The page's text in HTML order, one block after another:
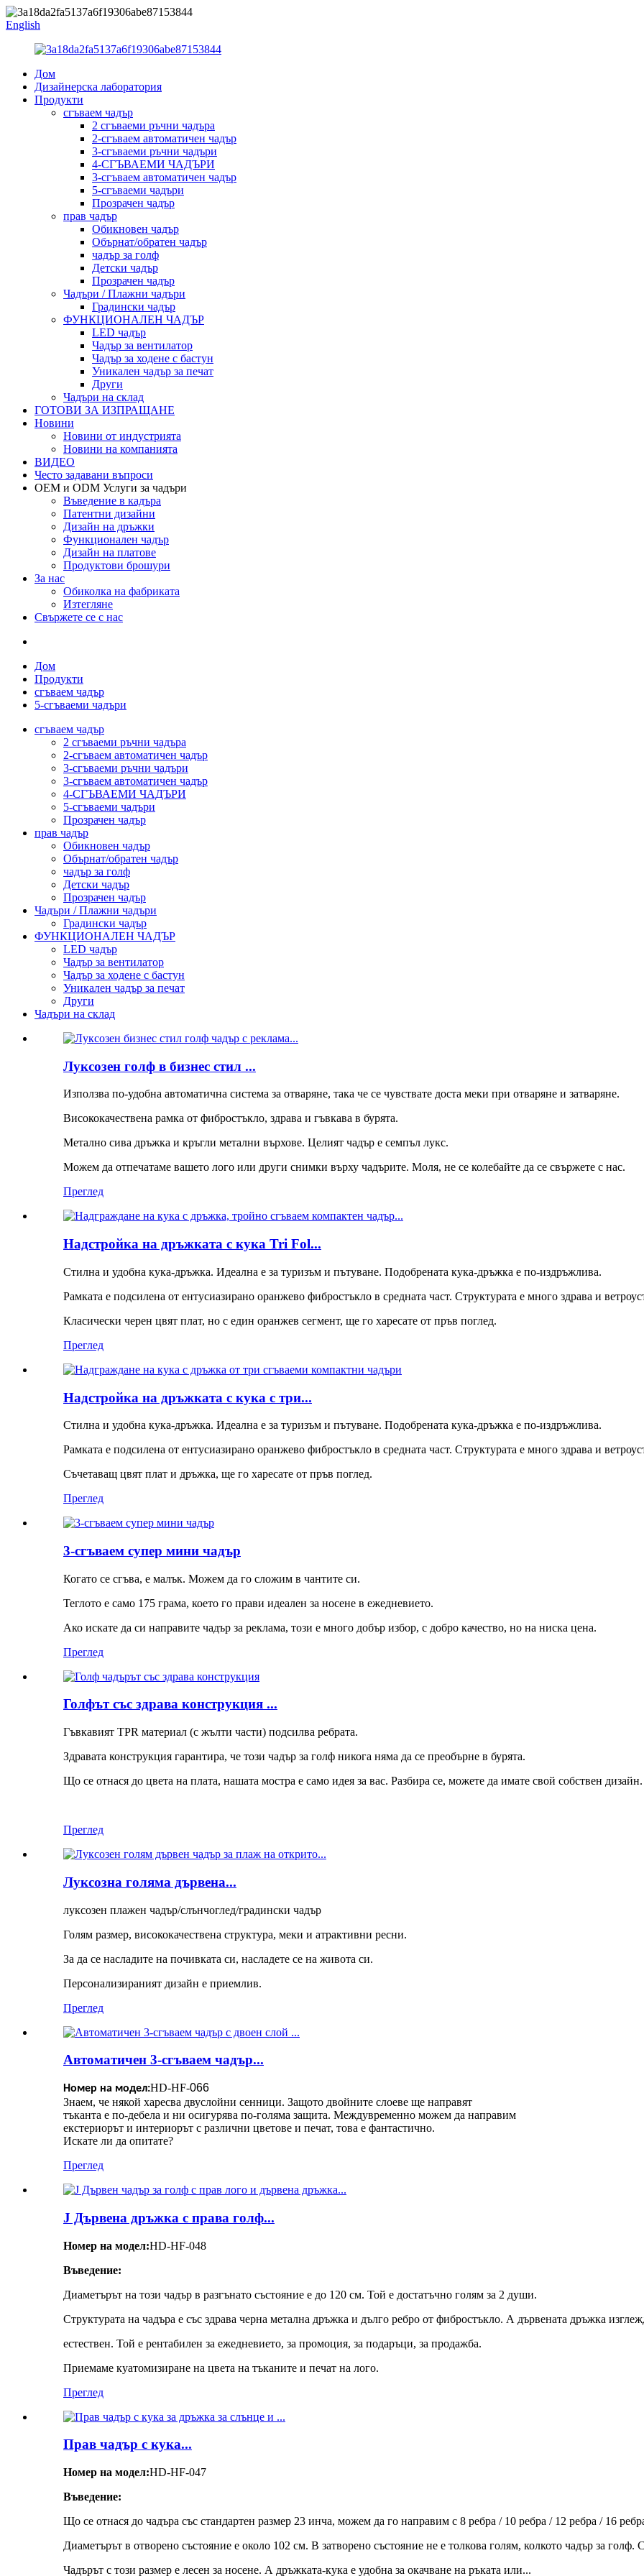
English
Дом
Дизайнерска лаборатория
Продукти
сгъваем чадър
2 сгъваеми ръчни чадъра
2-сгъваем автоматичен чадър
3-сгъваеми ръчни чадъри
4-СГЪВАЕМИ ЧАДЪРИ
3-сгъваем автоматичен чадър
5-сгъваеми чадъри
Прозрачен чадър
прав чадър
Обикновен чадър
Обърнат/обратен чадър
чадър за голф
Детски чадър
Прозрачен чадър
Чадъри / Плажни чадъри
Градински чадър
ФУНКЦИОНАЛЕН ЧАДЪР
LED чадър
Чадър за вентилатор
Чадър за ходене с бастун
Уникален чадър за печат
Други
Чадъри на склад
ГОТОВИ ЗА ИЗПРАЩАНЕ
Новини
Новини от индустрията
Новини на компанията
ВИДЕО
Често задавани въпроси
OEM и ODM Услуги за чадъри
Въведение в кадъра
Патентни дизайни
Дизайн на дръжки
Функционален чадър
Дизайн на платове
Продуктови брошури
За нас
Обиколка на фабриката
Изтегляне
Свържете се с нас
Дом
Продукти
сгъваем чадър
5-сгъваеми чадъри
сгъваем чадър
2 сгъваеми ръчни чадъра
2-сгъваем автоматичен чадър
3-сгъваеми ръчни чадъри
3-сгъваем автоматичен чадър
4-СГЪВАЕМИ ЧАДЪРИ
5-сгъваеми чадъри
Прозрачен чадър
прав чадър
Обикновен чадър
Обърнат/обратен чадър
чадър за голф
Детски чадър
Прозрачен чадър
Чадъри / Плажни чадъри
Градински чадър
ФУНКЦИОНАЛЕН ЧАДЪР
LED чадър
Чадър за вентилатор
Чадър за ходене с бастун
Уникален чадър за печат
Други
Чадъри на склад
Луксозен голф в бизнес стил ...
Използва по-удобна автоматична система за отваряне, така че се чувствате доста меки при отваряне и затваряне.
Висококачествена рамка от фибростъкло, здрава и гъвкава в бурята.
Метално сива дръжка и кръгли метални върхове. Целият чадър е семпъл лукс.
Можем да отпечатаме вашето лого или други снимки върху чадърите. Моля, не се колебайте да се свържете с нас.
Преглед
Надстройка на дръжката с кука Tri Fol...
Стилна и удобна кука-дръжка. Идеална е за туризъм и пътуване. Подобрената кука-дръжка е по-издръжлива.
Рамката е подсилена от ентусиазирано оранжево фибростъкло в средната част. Структурата е много здрава и
Класически черен цвят плат, но с един оранжев сегмент, ще го харесате от пръв поглед.
Преглед
Надстройка на дръжката с кука с три...
Стилна и удобна кука-дръжка. Идеална е за туризъм и пътуване. Подобрената кука-дръжка е по-издръжлива.
Рамката е подсилена от ентусиазирано оранжево фибростъкло в средната част. Структурата е много здрава и
Съчетаващ цвят плат и дръжка, ще го харесате от пръв поглед.
Преглед
3-сгъваем супер мини чадър
Когато се сгъва, е малък. Можем да го сложим в чантите си.
Теглото е само 175 грама, което го прави идеален за носене в ежедневието.
Ако искате да си направите чадър за реклама, този е много добър избор, с добро качество, но на ниска цена.
Преглед
Голфът със здрава конструкция ...
Гъвкавият TPR материал (с жълти части) подсилва ребрата.
Здравата конструкция гарантира, че този чадър за голф никога няма да се преобърне в бурята.
Що се отнася до цвета на плата, нашата мостра е само идея за вас. Разбира се, можете да имате свой собствен дизайн.
Преглед
Луксозна голяма дървена...
луксозен плажен чадър/слънчоглед/градински чадър
Голям размер, висококачествена структура, меки и атрактивни ресни.
За да се насладите на почивката си, насладете се на живота си.
Персонализираният дизайн е приемлив.
Преглед
Автоматичен 3-сгъваем чадър...
Номер на модел:HD-HF-066
Знаем, че някой харесва двуслойни сенници. Защото двойните слоеве ще направят
тъканта е по-дебела и ни осигурява по-голяма защита. Междувременно можем да направим
екстериорът и интериорът с различни цветове и печат, това е фантастично.
Искате ли да опитате?
Преглед
J Дървена дръжка с права голф...
Номер на модел:HD-HF-048
Въведение:
Диаметърът на този чадър в разгънато състояние е до 120 см. Той е достатъчно голям за 2 души.
Структурата на чадъра е със здрава черна метална дръжка и дълго ребро от фибростъкло. А дървената дръжка
естествен. Той е рентабилен за ежедневието, за промоция, за подаръци, за продажба.
Приемаме куатомизиране на цвета на тъканите и печат на лого.
Преглед
Прав чадър с кука...
Номер на модел:HD-HF-047
Въведение:
Що се отнася до чадъра със стандартен размер 23 инча, можем да го направим с 8 ребра / 10 ребра / 12 ребра / 16
Диаметърът в отворено състояние е около 102 см. В затворено състояние не е толкова голям, колкото чадър за голф.
Чадърът с този размер е лесен за носене. А дръжката-кука е удобна за окачване на ръката или...